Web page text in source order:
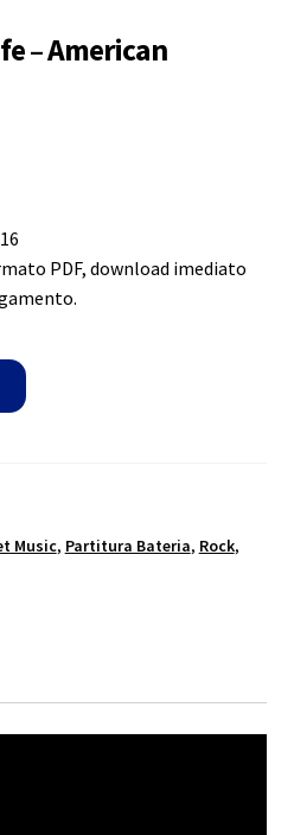
– American
PDF, download imediato
Music, Partitura Bateria, Rock,